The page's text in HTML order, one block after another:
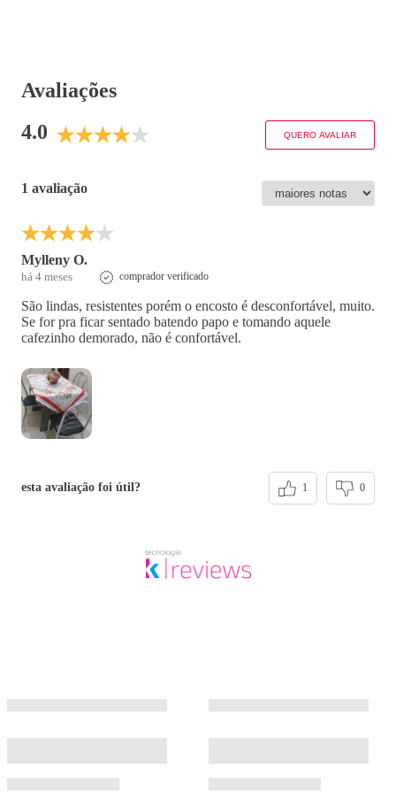
Avaliações
4.0
QUERO AVALIAR
1 avaliação
Mylleny O.
há 4 meses comprador verificado
São lindas, resistentes porém o encosto é desconfortável, muito.
Se for pra ficar sentado batendo papo e tomando aquele
cafezinho demorado, não é confortável.
esta avaliação foi útil? 1 0